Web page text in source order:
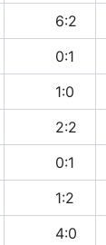
6:2
0:1
1:0
2:2
0:1
1:2
4:0